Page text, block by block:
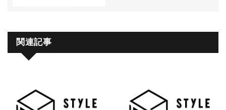
関連記事